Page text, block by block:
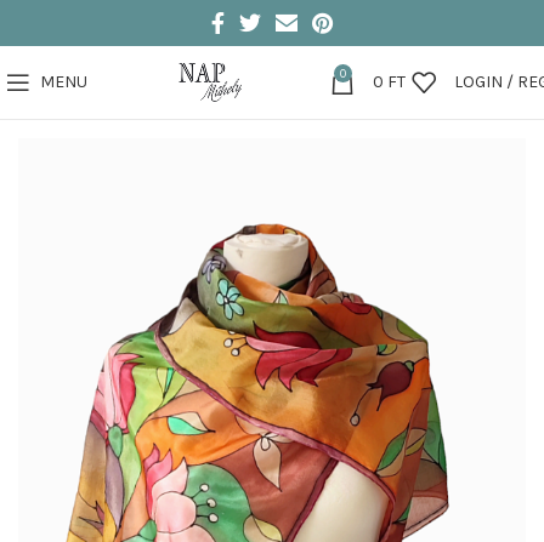
MENU 0 0 FT LOGIN /